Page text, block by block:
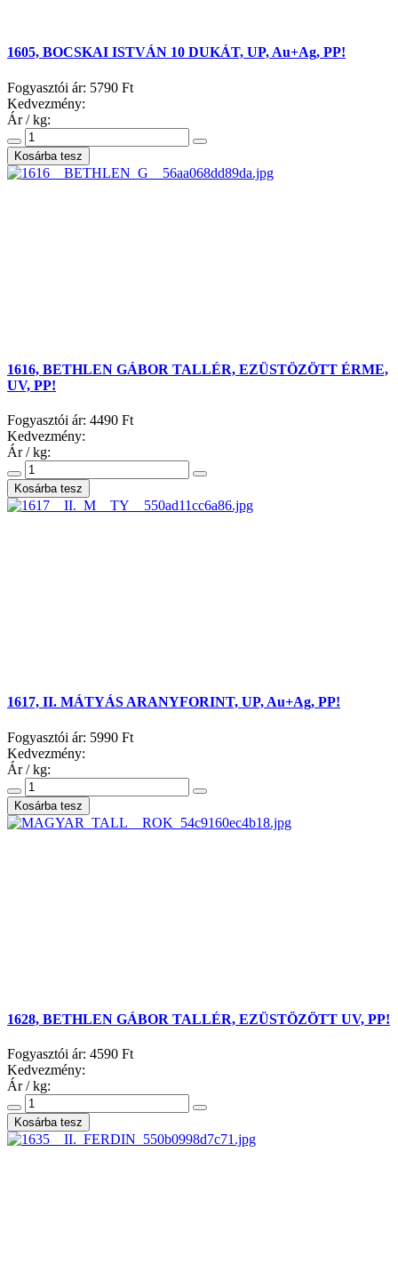
1605, BOCSKAI ISTVÁN 10 DUKÁT, UP, Au+Ag, PP!
Fogyasztói ár: 5790 Ft
Kedvezmény:
Ár / kg:
1616, BETHLEN GÁBOR TALLÉR, EZÜSTÖZÖTT ÉRME,
UV, PP!
Fogyasztói ár: 4490 Ft
Kedvezmény:
Ár / kg:
1617, II. MÁTYÁS ARANYFORINT, UP, Au+Ag, PP!
Fogyasztói ár: 5990 Ft
Kedvezmény:
Ár / kg:
1628, BETHLEN GÁBOR TALLÉR, EZÜSTÖZÖTT UV, PP!
Fogyasztói ár: 4590 Ft
Kedvezmény:
Ár / kg: